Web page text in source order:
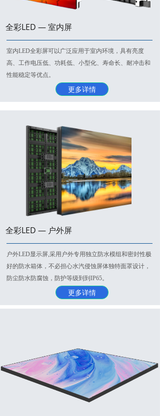
全彩LED — 室内屏
室内LED全彩屏可以广泛应用于室内环境，具有亮度
高、工作电压低、功耗低、小型化、寿命长、耐冲击和
性能稳定等优点。
更多详情
全彩LED — 户外屏
户外LED显示屏,采用户外专用独立防水模组和密封性极
好的防水箱体，不必担心水汽侵蚀屏体独特面罩设计，
防尘防水防腐蚀，防护等级到到IP65。
更多详情